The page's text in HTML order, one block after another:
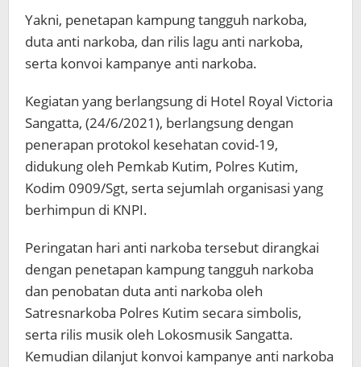
Yakni, penetapan kampung tangguh narkoba,
duta anti narkoba, dan rilis lagu anti narkoba,
serta konvoi kampanye anti narkoba.
Kegiatan yang berlangsung di Hotel Royal Victoria
Sangatta, (24/6/2021), berlangsung dengan
penerapan protokol kesehatan covid-19,
didukung oleh Pemkab Kutim, Polres Kutim,
Kodim 0909/Sgt, serta sejumlah organisasi yang
berhimpun di KNPI.
Peringatan hari anti narkoba tersebut dirangkai
dengan penetapan kampung tangguh narkoba
dan penobatan duta anti narkoba oleh
Satresnarkoba Polres Kutim secara simbolis,
serta rilis musik oleh Lokosmusik Sangatta.
Kemudian dilanjut konvoi kampanye anti narkoba